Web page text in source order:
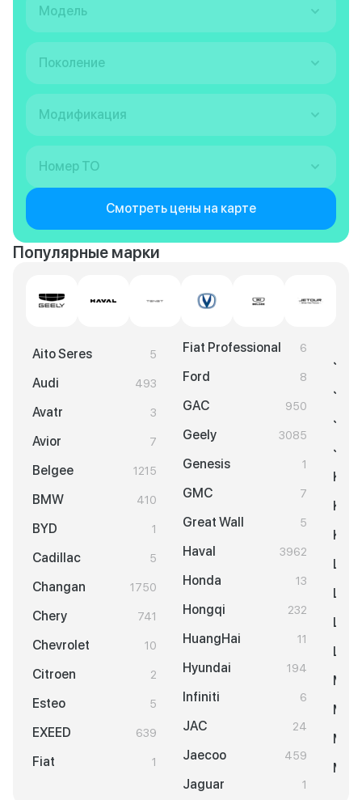
Модель
Поколение
Модификация
Номер ТО
Смотреть цены на карте
Популярные марки
Aito Seres 5
Audi 493
Avatr 3
Avior 7
Belgee 1215
BMW 410
BYD 1
Cadillac 5
Changan 1750
Chery 741
Chevrolet 10
Citroen 2
Esteo 5
EXEED 639
Fiat 1
Fiat Professional 6
Ford 8
GAC 950
Geely 3085
Genesis 1
GMC 7
Great Wall 5
Haval 3962
Honda 13
Hongqi 232
HuangHai 11
Hyundai 194
Infiniti 6
JAC 24
Jaecoo 459
Jaguar 1
Jeep
KGM
KIA
MINI